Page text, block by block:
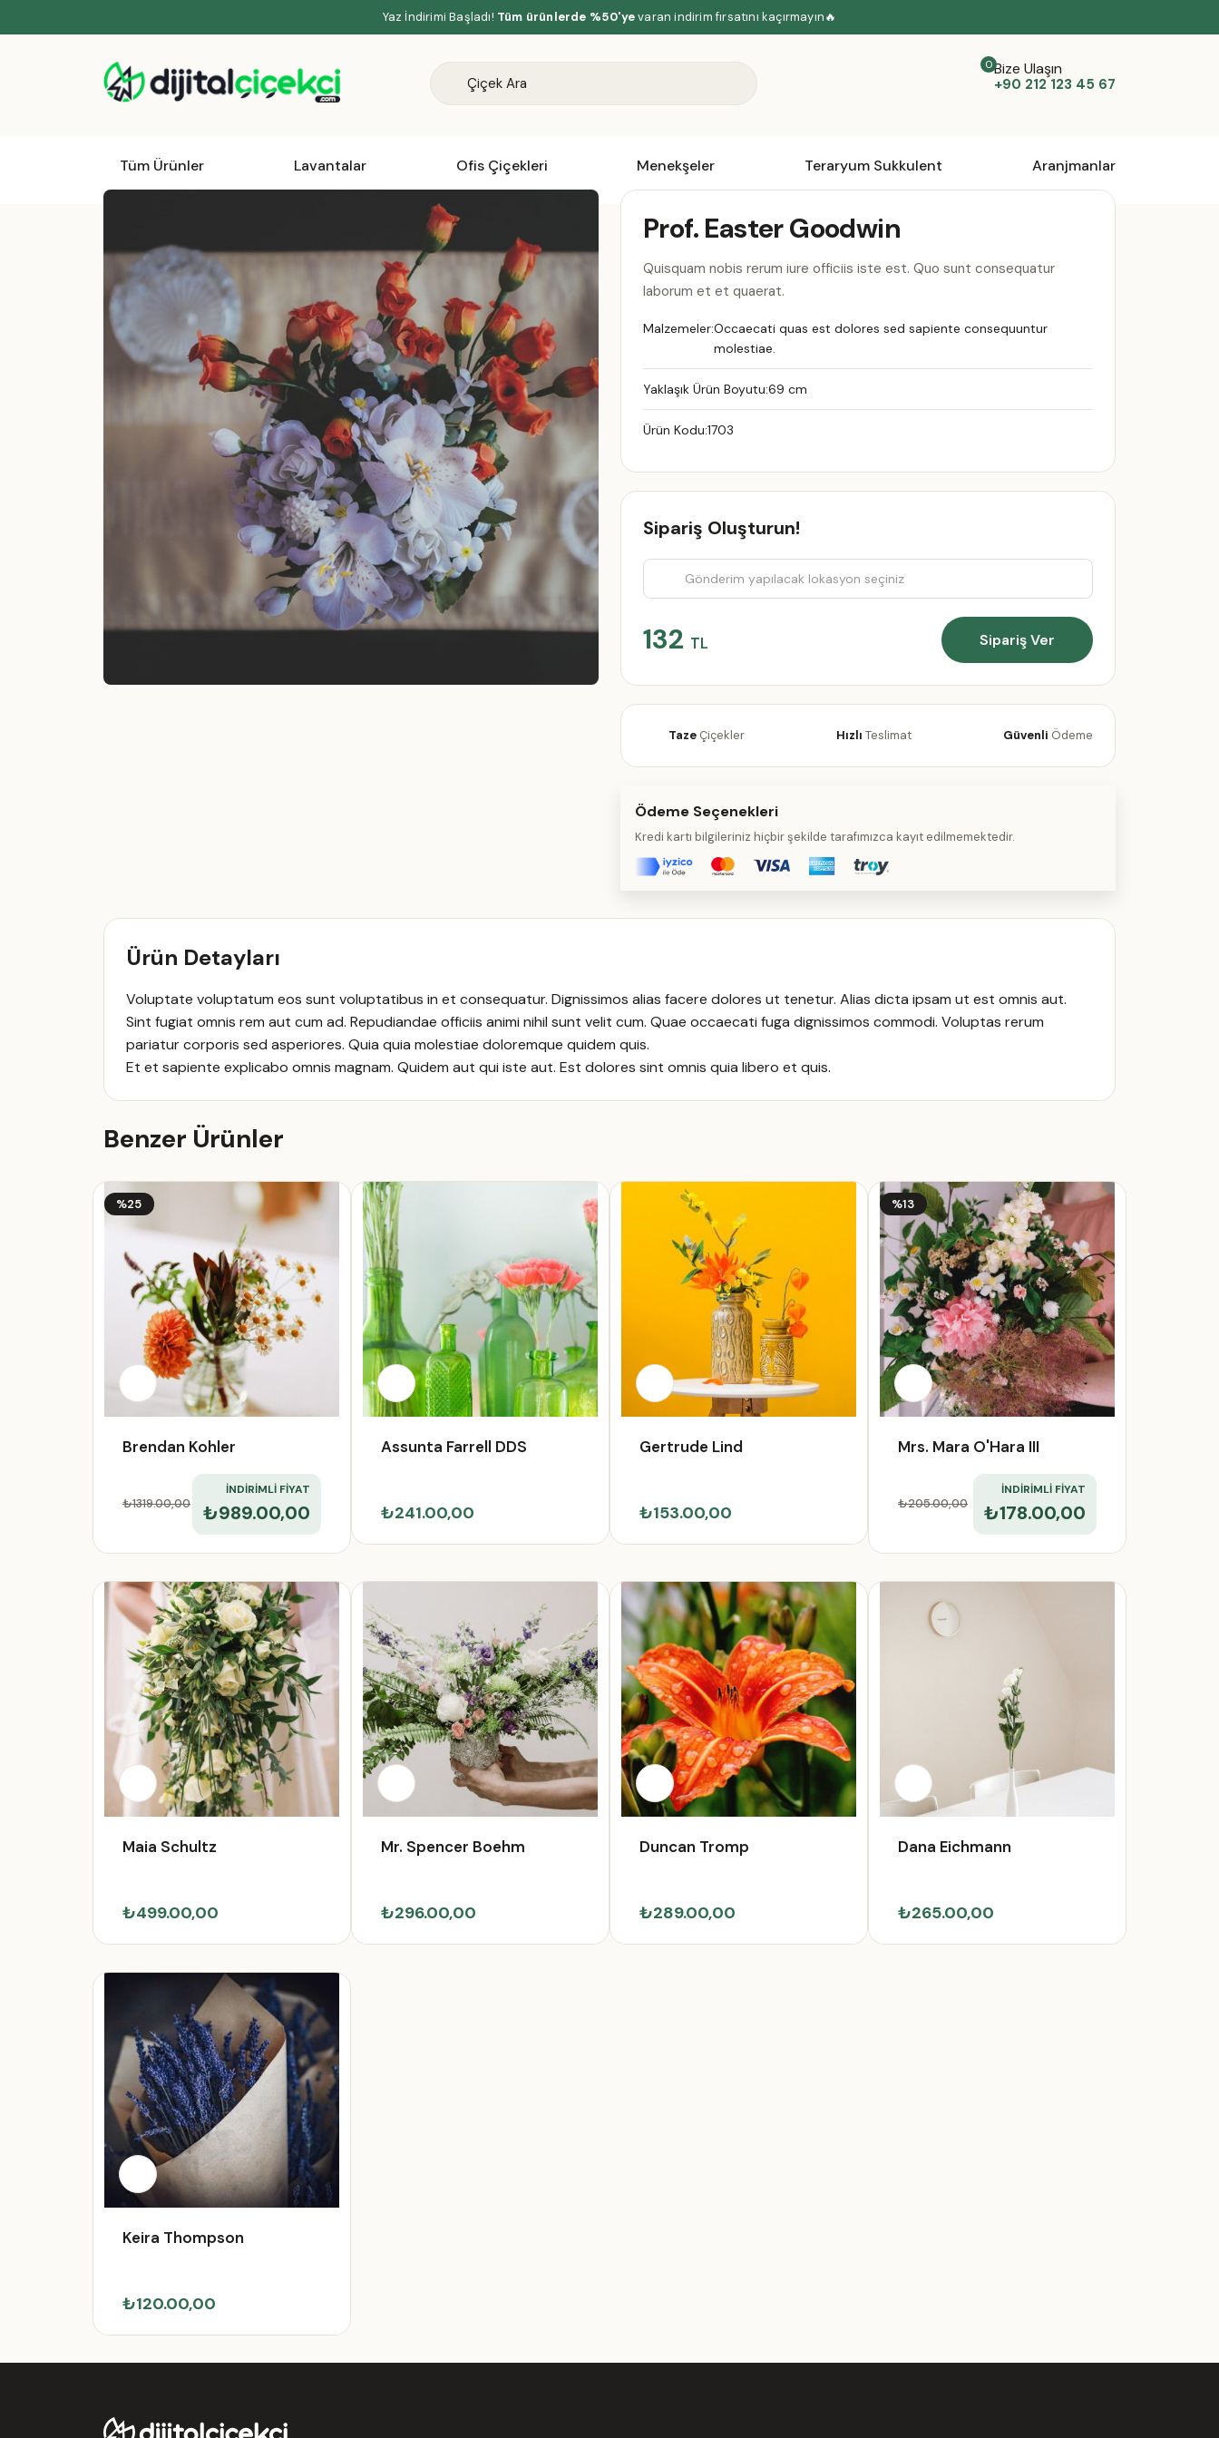
Yaz İndirimi Başladı! Tüm ürünlerde %50'yevaran indirim fırsatını kaçırmayın🔥
Bize Ulaşın
+90 212 123 45 67
Tüm Ürünler Lavantalar Ofis Çiçekleri Menekşeler Teraryum Sukkulent Aranjmanlar
Prof. Easter Goodwin
Quisquam nobis rerum iure officiis iste est. Quo sunt consequatur
laborum et et quaerat.
Malzemeler:Occaecati quas est dolores sed sapiente consequuntur
molestiae.
Yaklaşık Ürün Boyutu:69 cm
Ürün Kodu:1703
Sipariş Oluşturun!
132 TL Sipariş Ver
TazeÇiçekler Hızlı Teslimat Güvenli Ödeme
Ödeme Seçenekleri
Kredi kartı bilgileriniz hiçbir şekilde tarafımızca kayıt edilmemektedir.
Ürün Detayları
Voluptate voluptatum eos sunt voluptatibus in et consequatur. Dignissimos alias facere dolores ut tenetur. Alias dicta ipsam ut est omnis aut.
Sint fugiat omnis rem aut cum ad. Repudiandae officiis animi nihil sunt velit cum. Quae occaecati fuga dignissimos commodi. Voluptas rerum
pariatur corporis sed asperiores. Quia quia molestiae doloremque quidem quis.
Et et sapiente explicabo omnis magnam. Quidem aut qui iste aut. Est dolores sint omnis quia libero et quis.
Benzer Ürünler
%25
Brendan Kohler
₺1319.00,00
İNDİRİMLİ FİYAT
₺989.00,00
Assunta Farrell DDS
₺241.00,00
Gertrude Lind
₺153.00,00
%13
Mrs. Mara O'Hara III
₺205.00,00
İNDİRİMLİ FİYAT
₺178.00,00
Maia Schultz
₺499.00,00
Mr. Spencer Boehm
₺296.00,00
Duncan Tromp
₺289.00,00
Dana Eichmann
₺265.00,00
Keira Thompson
₺120.00,00